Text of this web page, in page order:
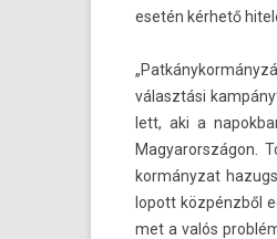
esetén kérhető
választási
lett, aki a
Magyarországon.
kormányzat
lopott közpénzből
met a valós